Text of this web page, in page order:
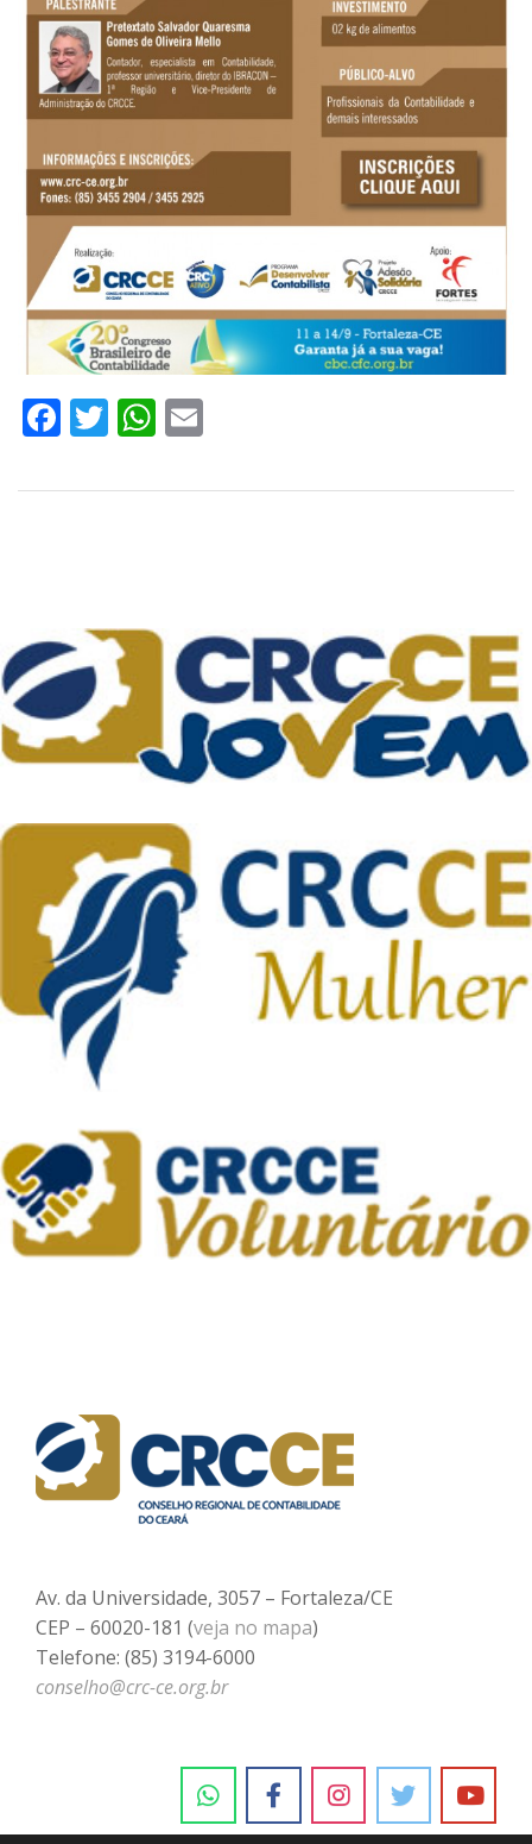
Facebook
TwitterWhatsApp
Av. da Universidade, 3057 – Fortaleza/CE
CEP – 60020-181 (veja no mapa)
Telefone: (85) 3194-6000
conselho@crc-ce.org.br